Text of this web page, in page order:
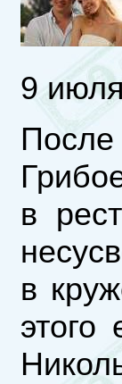
9
в
в
этого